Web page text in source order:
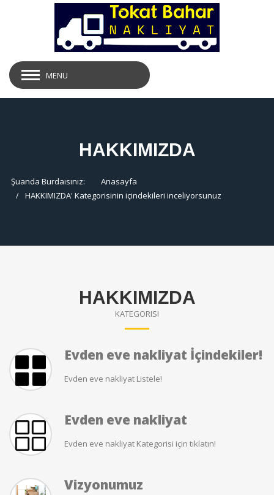
MENU
HAKKIMIZDA
Şuanda Burdaısınız:
Anasayfa
HAKKIMIZDA' Kategorisinin içindekileri inceliyorsunuz
HAKKIMIZDA
KATEGORISI
Evden eve nakliyat İçindekiler!
Evden eve nakliyat Listele!
Evden eve nakliyat
Evden eve nakliyat Kategorisi için tıklatın!
Vizyonumuz